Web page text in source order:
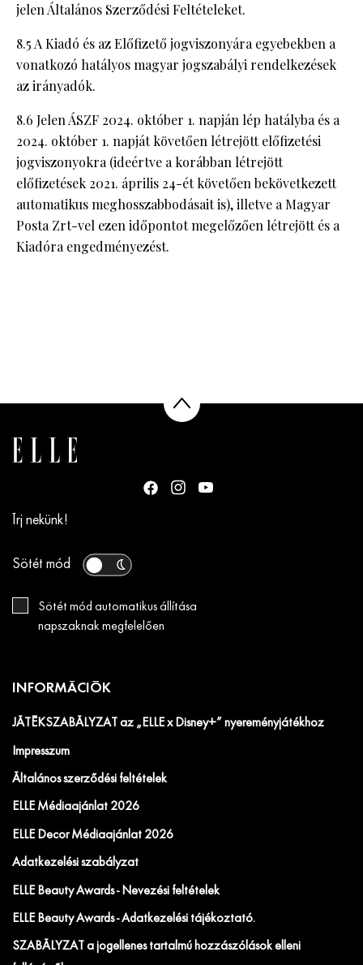
jelen Általános Szerződési Feltételeket.
8.5 A Kiadó és az Előfizető jogviszonyára egyebekben a
vonatkozó hatályos magyar jogszabályi rendelkezések
az irányadók.
8.6 Jelen ÁSZF 2024. október 1. napján lép hatályba és a
2024. október 1. napját követően létrejött előfizetési
jogviszonyokra (ideértve a korábban létrejött
előfizetések 2021. április 24-ét követően bekövetkezett
automatikus meghosszabbodásait is), illetve a Magyar
Posta Zrt-vel ezen időpontot megelőzően létrejött és a
Kiadóra engedményezést.
Írj nekünk!
Sötét mód
Sötét mód automatikus állítása
napszaknak megfelelően
INFORMÁCIÓK
JÁTÉKSZABÁLYZAT az „ELLE x Disney+” nyereményjátékhoz
Impresszum
Általános szerződési feltételek
ELLE Médiaajánlat 2026
ELLE Decor Médiaajánlat 2026
Adatkezelési szabályzat
ELLE Beauty Awards - Nevezési feltételek
ELLE Beauty Awards - Adatkezelési tájékoztató.
SZABÁLYZAT a jogellenes tartalmú hozzászólások elleni